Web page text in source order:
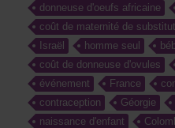
donneuse d'oeufs africaine
coût de maternité de
Israël
homme seul
coût de donneuse d'ovules
événement
France
contraception
Géorgie
naissance d'enfant